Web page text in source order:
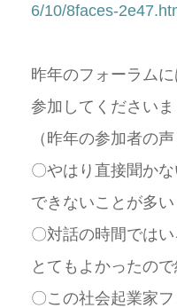
6/10/8faces-
昨年のフォーラム
参加してくださいま
（昨年の参加者の声
〇やはり直接聞か
できないことが多い
〇対話の時間では
とてもよかったので
〇この社会起業家